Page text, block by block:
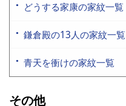
どうする家康の家紋一覧
鎌倉殿の13人の家紋一覧
青天を衝けの家紋一覧
その他